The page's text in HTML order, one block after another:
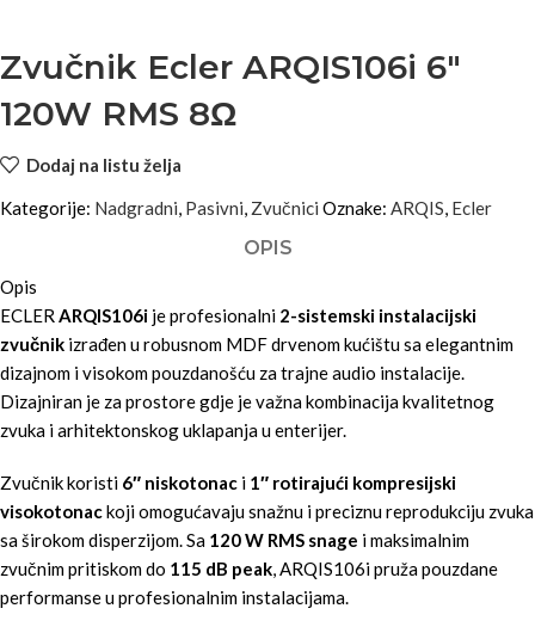
Zvučnik Ecler ARQIS106i 6″
120W RMS 8Ω
Dodaj na listu želja
Kategorije: Nadgradni, Pasivni, Zvučnici Oznake: ARQIS, Ecler
OPIS
Opis
ECLER ARQIS106i je profesionalni 2-sistemski instalacijski
zvučnik izrađen u robusnom MDF drvenom kućištu sa elegantnim
dizajnom i visokom pouzdanošću za trajne audio instalacije.
Dizajniran je za prostore gdje je važna kombinacija kvalitetnog
zvuka i arhitektonskog uklapanja u enterijer.
Zvučnik koristi 6″ niskotonac i 1″ rotirajući kompresijski
visokotonackoji omogućavaju snažnu i preciznu reprodukciju zvuka
sa širokom disperzijom. Sa 120 W RMS snage i maksimalnim
zvučnim pritiskom do 115 dB peak, ARQIS106i pruža pouzdane
performanse u profesionalnim instalacijama.